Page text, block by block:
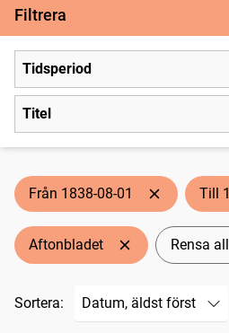
Filtrera
Tidsperiod
Titel
Från 1838-08-01 Till
Aftonbladet Rensa
Sortera: